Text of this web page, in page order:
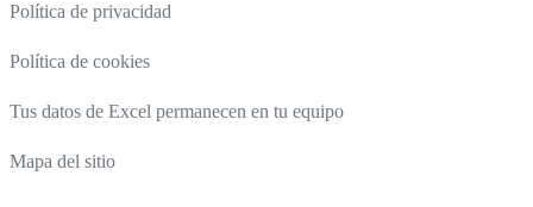
Política de privacidad
Política de cookies
Tus datos de Excel permanecen en tu equipo
Mapa del sitio